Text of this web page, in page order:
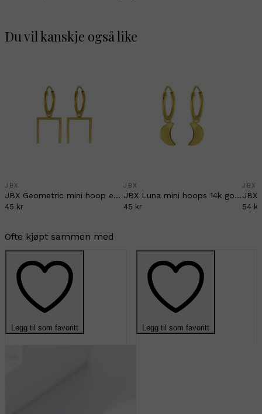
Du vil kanskje også like
JBX
JBX Geometric mini hoop earrings
45 kr
JBX
JBX Luna mini hoops 14k goldplated
45 kr
JBX
54 kr
Ofte kjøpt sammen med
Legg til som favoritt Legg til som favoritt